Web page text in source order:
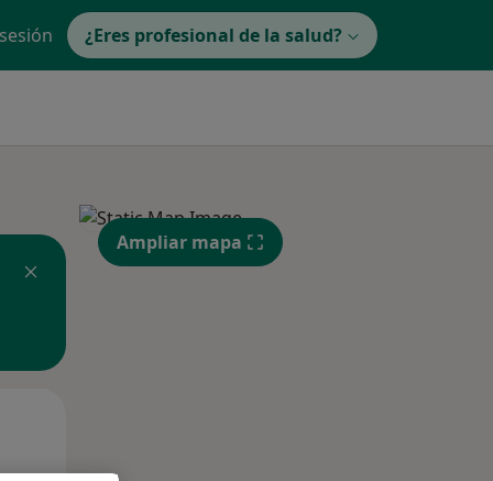
¿Eres profesional de la salud?
Ampliar mapa